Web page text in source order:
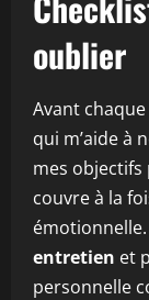
oublier
Avant
qui m’aide à
mes objectifs
couvre à la
entretien et
personnelle